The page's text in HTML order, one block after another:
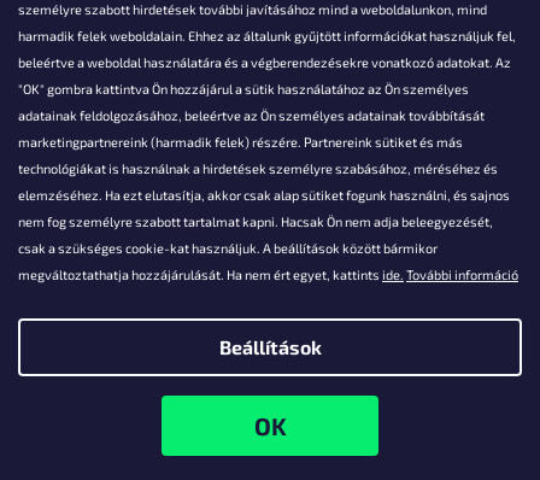
személyre szabott hirdetések további javításához mind a weboldalunkon, mind
harmadik felek weboldalain. Ehhez az általunk gyűjtött információkat használjuk fel,
beleértve a weboldal használatára és a végberendezésekre vonatkozó adatokat. Az
"OK" gombra kattintva Ön hozzájárul a sütik használatához az Ön személyes
adatainak feldolgozásához, beleértve az Ön személyes adatainak továbbítását
marketingpartnereink (harmadik felek) részére. Partnereink sütiket és más
technológiákat is használnak a hirdetések személyre szabásához, méréséhez és
elemzéséhez. Ha ezt elutasítja, akkor csak alap sütiket fogunk használni, és sajnos
nem fog személyre szabott tartalmat kapni. Hacsak Ön nem adja beleegyezését,
csak a szükséges cookie-kat használjuk. A beállítások között bármikor
megváltoztathatja hozzájárulását. Ha nem ért egyet, kattints ide. További információ
Beállítások
Akarsz kérdezni valamit?
info@falanzo.hu
Falanzo.hu. Minden jog fenntartva.